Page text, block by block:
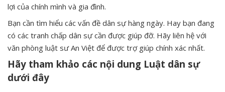
lợi của chính mình và gia đình.
Bạn cần tìm hiểu các vấn đề dân sự hàng ngày. Hay bạn đang
có các tranh chấp dân sự cần được giúp đỡ. Hãy liên hệ với
văn phòng luật sư An Việt để được trợ giúp chính xác nhất.
Hãy tham khảo các nội dung Luật dân sự
dưới đây